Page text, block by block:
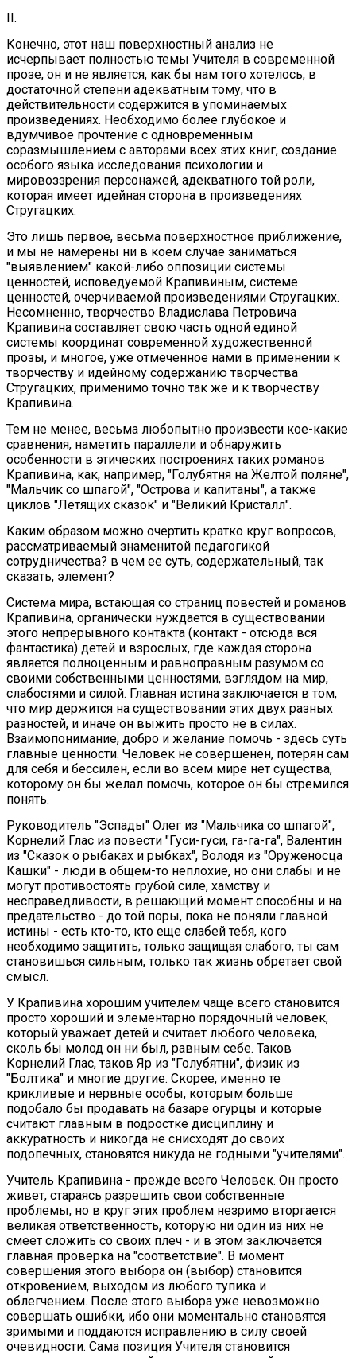
II.
Конечно, этот наш поверхностный анализ не
исчерпывает полностью темы Учителя в современной
прозе, он и не является, как бы нам того хотелось, в
достаточной степени адекватным тому, что в
действительности содержится в упоминаемых
произведениях. Необходимо более глубокое и
вдумчивое прочтение с одновременным
соразмышлением с авторами всех этих книг, создание
особого языка исследования психологии и
мировоззрения персонажей, адекватного той роли,
которая имеет идейная сторона в произведениях
Стругацких.
Это лишь первое, весьма поверхностное приближение,
и мы не намерены ни в коем случае заниматься
"выявлением" какой-либо оппозиции системы
ценностей, исповедуемой Крапивиным, системе
ценностей, очерчиваемой произведениями Стругацких.
Несомненно, творчество Владислава Петровича
Крапивина составляет свою часть одной единой
системы координат современной художественной
прозы, и многое, уже отмеченное нами в применении к
творчеству и идейному содержанию творчества
Стругацких, применимо точно так же и к творчеству
Крапивина.
Тем не менее, весьма любопытно произвести кое-какие
сравнения, наметить параллели и обнаружить
особенности в этических построениях таких романов
Крапивина, как, например, "Голубятня на Желтой поляне",
"Мальчик со шпагой", "Острова и капитаны", а также
циклов "Летящих сказок" и "Великий Кристалл".
Каким образом можно очертить кратко круг вопросов,
рассматриваемый знаменитой педагогикой
сотрудничества? в чем ее суть, содержательный, так
сказать, элемент?
Система мира, встающая со страниц повестей и романов
Крапивина, органически нуждается в существовании
этого непрерывного контакта (контакт - отсюда вся
фантастика) детей и взрослых, где каждая сторона
является полноценным и равноправным разумом со
своими собственными ценностями, взглядом на мир,
слабостями и силой. Главная истина заключается в том,
что мир держится на существовании этих двух разных
разностей, и иначе он выжить просто не в силах.
Взаимопонимание, добро и желание помочь - здесь суть
главные ценности. Человек не совершенен, потерян сам
для себя и бессилен, если во всем мире нет существа,
которому он бы желал помочь, которое он бы стремился
понять.
Руководитель "Эспады" Олег из "Мальчика со шпагой",
Корнелий Глас из повести "Гуси-гуси, га-га-га", Валентин
из "Сказок о рыбаках и рыбках", Володя из "Оруженосца
Кашки" - люди в общем-то неплохие, но они слабы и не
могут противостоять грубой силе, хамству и
несправедливости, в решающий момент способны и на
предательство - до той поры, пока не поняли главной
истины - есть кто-то, кто еще слабей тебя, кого
необходимо защитить; только защищая слабого, ты сам
становишься сильным, только так жизнь обретает свой
смысл.
У Крапивина хорошим учителем чаще всего становится
просто хороший и элементарно порядочный человек,
который уважает детей и считает любого человека,
сколь бы молод он ни был, равным себе. Таков
Корнелий Глас, таков Яр из "Голубятни", физик из
"Болтика" и многие другие. Скорее, именно те
крикливые и нервные особы, которым больше
подобало бы продавать на базаре огурцы и которые
считают главным в подростке дисциплину и
аккуратность и никогда не снисходят до своих
подопечных, становятся никуда не годными "учителями".
Учитель Крапивина - прежде всего Человек. Он просто
живет, стараясь разрешить свои собственные
проблемы, но в круг этих проблем незримо вторгается
великая ответственность, которую ни один из них не
смеет сложить со своих плеч - и в этом заключается
главная проверка на "соответствие". В момент
совершения этого выбора он (выбор) становится
откровением, выходом из любого тупика и
облегчением. После этого выбора уже невозможно
совершать ошибки, ибо они моментально становятся
зримыми и поддаются исправлению в силу своей
очевидности. Сама позиция Учителя становится